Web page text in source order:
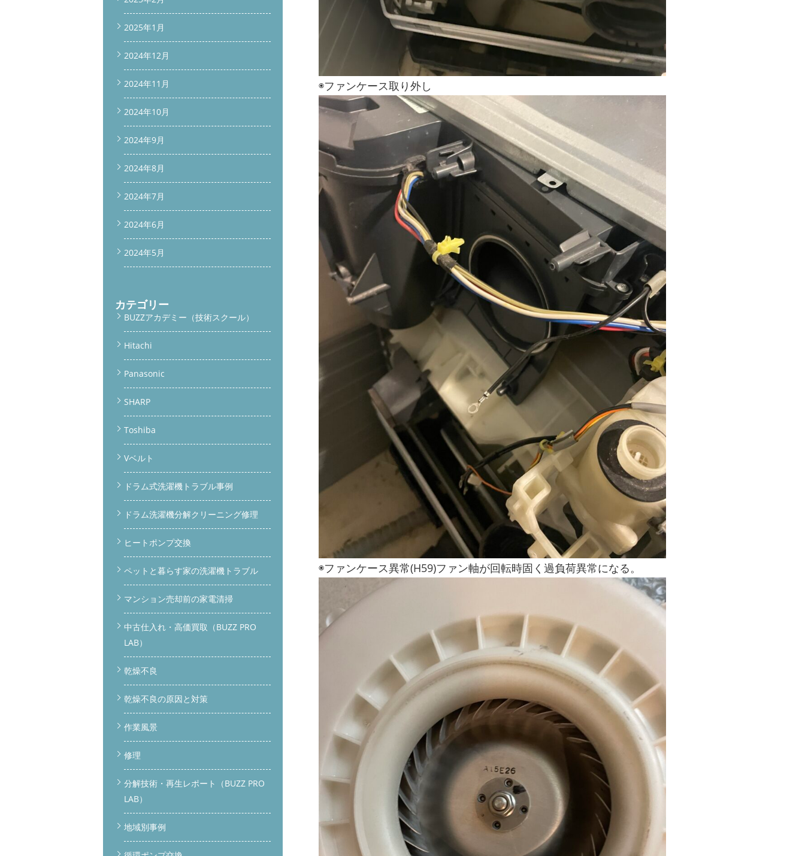
◉ファンケース取り外し
◉ファンケース異常(H59)ファン軸が回転時固く過負荷異常になる。
2025年1月
2024年12月
2024年11月
2024年10月
2024年9月
2024年8月
2024年7月
2024年6月
2024年5月
カテゴリー
BUZZアカデミー（技術スクール）
Hitachi
Panasonic
SHARP
Toshiba
Vベルト
ドラム式洗濯機トラブル事例
ドラム洗濯機分解クリーニング修理
ヒートポンプ交換
ペットと暮らす家の洗濯機トラブル
マンション売却前の家電清掃
中古仕入れ・高価買取（BUZZ PRO
LAB）
乾燥不良
乾燥不良の原因と対策
作業風景
修理
分解技術・再生レポート（BUZZ PRO
LAB）
地域別事例